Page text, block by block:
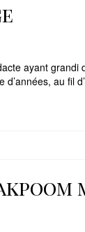
ayant
au fil